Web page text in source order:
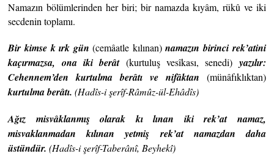
Namazın bölümlerinden her biri; bir namazda kıyâm, rükû ve iki
secdenin toplamı.
Bir kimse k ırk gün(cemâatle kılınan)namazın birinci rek’atini
kaçırmazsa, ona iki berât (kurtuluş vesîkası, senedi) yazılır:
Cehennem’den kurtulma berâtı ve nifâktan (münâfıklıktan)
kurtulma berâtı. (Hadîs-işerîf-Râmûz-ül-Ehâdîs)
Ağız misvâklanmış olarak kı lınan iki rek’at namaz,
misvaklanmadan kılınan yetmiş rek’at namazdan daha
üstündür.(Hadîs-i şerîf-Taberânî, Beyhekî)